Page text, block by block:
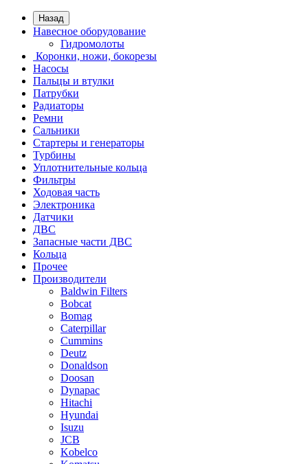
Назад
Навесное оборудование
Гидромолоты
Коронки, ножи, бокорезы
Насосы
Пальцы и втулки
Патрубки
Радиаторы
Ремни
Сальники
Стартеры и генераторы
Турбины
Уплотнительные кольца
Фильтры
Ходовая часть
Электроника
Датчики
ДВС
Запасные части ДВС
Кольца
Прочее
Производители
Baldwin Filters
Bobcat
Bomag
Caterpillar
Cummins
Deutz
Donaldson
Doosan
Dynapac
Hitachi
Hyundai
Isuzu
JCB
Kobelco